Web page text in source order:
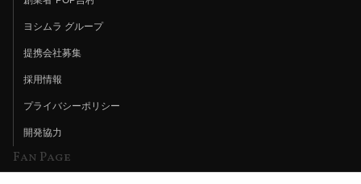
ヨシムラ グループ
提携会社募集
採用情報
プライバシーポリシー
開発協力
Fan Page